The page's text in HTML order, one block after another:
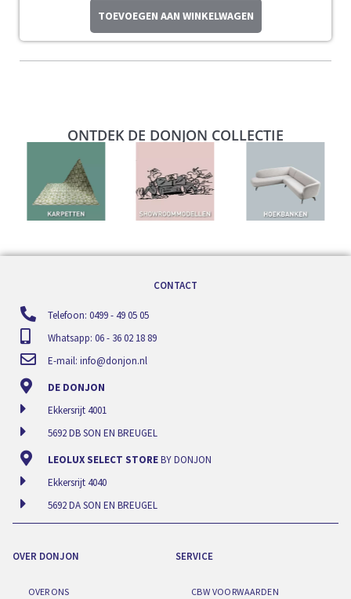
TOEVOEGEN AAN WINKELWAGEN
ONTDEK DE DONJON COLLECTIE
CONTACT
Telefoon: 0499 - 49 05 05
Whatsapp: 06 - 36 02 18 89
E-mail: info@donjon.nl
DE DONJON
Ekkersrijt 4001
5692 DB SON EN BREUGEL
LEOLUX SELECT STOREBY DONJON
Ekkersrijt 4040
5692 DA SON EN BREUGEL
OVER DONJON
OVER ONS
SERVICE
CBW VOORWAARDEN